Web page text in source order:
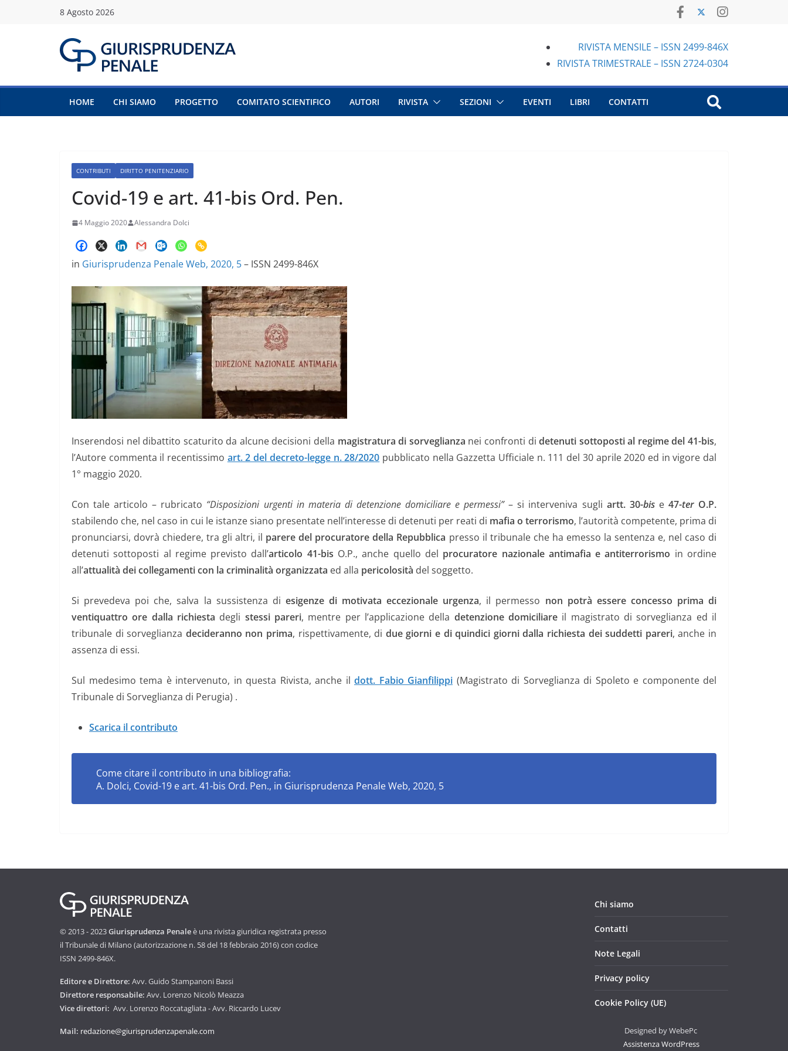
8 Agosto 2026
RIVISTA MENSILE – ISSN 2499-846X
RIVISTA TRIMESTRALE – ISSN 2724-0304
HOME CHI SIAMO PROGETTO COMITATO SCIENTIFICO AUTORI RIVISTA SEZIONI EVENTI LIBRI CONTATTI
CONTRIBUTI DIRITTO PENITENZIARIO
Covid-19 e art. 41-bis Ord. Pen.
4 Maggio 2020 Alessandra Dolci
in Giurisprudenza Penale Web, 2020, 5– ISSN 2499-846X
Inserendosi nel dibattito scaturito da alcune decisioni della magistratura di sorveglianza nei confronti didetenuti sottoposti al regime del 41-bis,
l’Autore commenta il recentissimo art. 2 del decreto-legge n. 28/2020 pubblicato nella Gazzetta Ufficiale n. 111 del 30 aprile 2020 ed in vigore dal
1° maggio 2020.
Con tale articolo – rubricato “Disposizioni urgenti in materia di detenzione domiciliare e permessi”– si interveniva sugli artt. 30-bise 47-terO.P.
stabilendo che, nel caso in cui le istanze siano presentate nell’interesse di detenuti per reati di mafia o terrorismo, l’autorità competente, prima di
pronunciarsi, dovrà chiedere, tra gli altri, il parere del procuratore della Repubblica presso il tribunale che ha emesso la sentenza e, nel caso di
detenuti sottoposti al regime previsto dall’articolo 41-bis O.P., anche quello del procuratore nazionale antimafia e antiterrorismo in ordine
all’attualità dei collegamenti con la criminalità organizzata ed alla pericolosità del soggetto.
Si prevedeva poi che, salva la sussistenza di esigenze di motivata eccezionale urgenza, il permesso non potrà essere concesso prima di
ventiquattro ore dalla richiesta degli stessi pareri, mentre per l’applicazione della detenzione domiciliare il magistrato di sorveglianza ed il
tribunale di sorveglianza decideranno non prima, rispettivamente, di due giorni e di quindici giorni dalla richiesta dei suddetti pareri, anche in
assenza di essi.
Sul medesimo tema è intervenuto, in questa Rivista, anche il dott. Fabio Gianfilippi (Magistrato di Sorveglianza di Spoleto e componente del
Tribunale di Sorveglianza di Perugia) .
Scarica il contributo
Come citare il contributo in una bibliografia:
A. Dolci, Covid-19 e art. 41-bis Ord. Pen., in Giurisprudenza Penale Web, 2020, 5
© 2013 - 2023Giurisprudenza Penaleè una rivista giuridica registrata presso
il Tribunale di Milano (autorizzazione n. 58 del 18 febbraio 2016) con codice
ISSN 2499-846X.
Editore e Direttore: Avv. Guido Stampanoni Bassi
Direttore responsabile: Avv. Lorenzo Nicolò Meazza
Vice direttori: Avv. Lorenzo Roccatagliata - Avv. Riccardo Lucev
Mail: redazione@giurisprudenzapenale.com
Chi siamo
Contatti
Note Legali
Privacy policy
Cookie Policy (UE)
Designed by WebePc
Assistenza WordPress